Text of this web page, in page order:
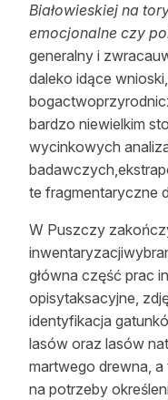
Białowieskiej na
emocjonalne czy
generalny i
daleko idące
bardzo niewielkim
wycinkowych
te fragmentaryczne
W Puszczy
główna część prac
opisytaksacyjne,
identyfikacja
lasów oraz lasów
martwego drewna,
na potrzeby